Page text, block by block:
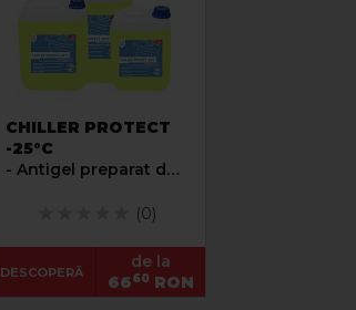
CHILLER PROTECT
-25°C
- Antigel preparat de
(0)
DESCOPERĂ
de la
6660 RON